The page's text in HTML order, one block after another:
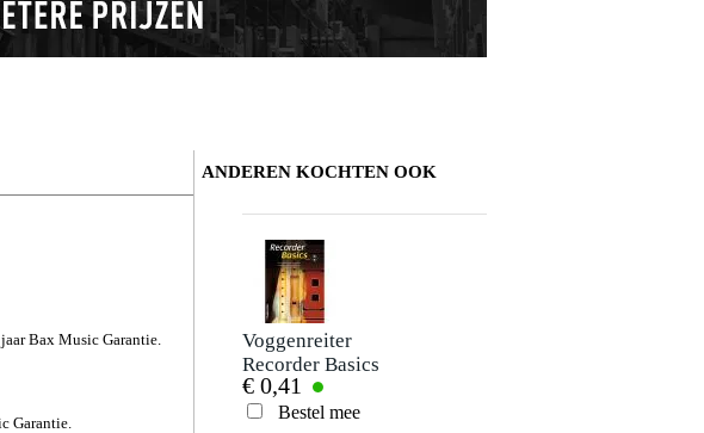
Bax Music Garantie.
Garantie.
ANDEREN KOCHTEN OOK
Voggenreiter
Recorder Basics
English Edition
€ 0,41
Bestel mee